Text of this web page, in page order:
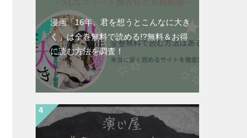
漫画「16年、君を想うとこんなに大き
く」は全巻無料で読める!?無料＆お得
に読む⽅法を調査！